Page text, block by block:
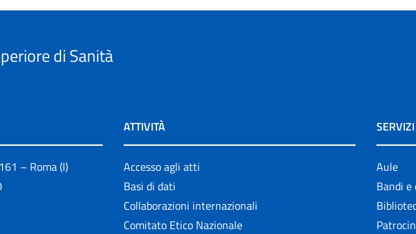
di Sanità
– Roma (I)
ATTIVITÀ
Accesso agli atti
Basi di dati
Collaborazioni internazionali
Comitato Etico Nazionale
SERVIZI
Aule
Bandi e